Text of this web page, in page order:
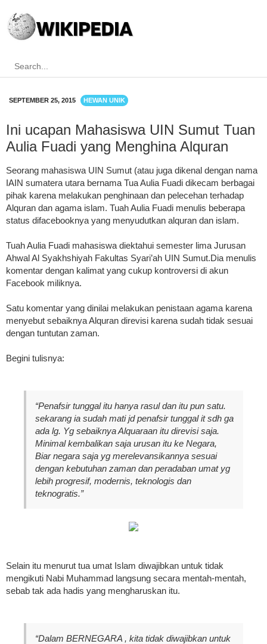
SEPTEMBER 25, 2015 HEWAN UNIK
Ini ucapan Mahasiswa UIN Sumut Tuah
Aulia Fuadi yang Menghina Alquran
Seorang mahasiswa UIN Sumut (atau juga dikenal dengan nama
IAIN sumatera utara bernama Tua Aulia Fuadi dikecam berbagai
pihak karena melakukan penghinaan dan pelecehan terhadap
Alquran dan agama islam. Tuah Aulia Fuadi menulis beberapa
status difacebooknya yang menyudutkan alquran dan islam.
Tuah Aulia Fuadi mahasiswa diektahui semester lima Jurusan
Ahwal Al Syakhshiyah Fakultas Syari’ah UIN Sumut.Dia menulis
komentar dengan kalimat yang cukup kontroversi di akun
Facebook miliknya.
Satu komentar yang dinilai melakukan penistaan agama karena
menyebut sebaiknya Alquran direvisi karena sudah tidak sesuai
dengan tuntutan zaman.
Begini tulisnya:
“Penafsir tunggal itu hanya rasul dan itu pun satu.
sekarang ia sudah mati jd penafsir tunggal it sdh ga
ada lg. Yg sebaiknya Alquaraan itu direvisi saja.
Minimal kembalikan saja urusan itu ke Negara,
Biar negara saja yg merelevansikannya sesuai
dengan kebutuhan zaman dan peradaban umat yg
lebih progresif, modernis, teknologis dan
teknogratis.”
Selain itu menurut tua umat Islam diwajibkan untuk tidak
mengikuti Nabi Muhammad langsung secara mentah-mentah,
sebab tak ada hadis yang mengharuskan itu.
“Dalam BERNEGARA , kita tidak diwajibkan untuk